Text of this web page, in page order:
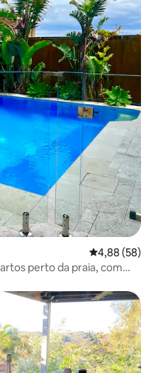
Classificação
4,88 (58)
perto da praia, com